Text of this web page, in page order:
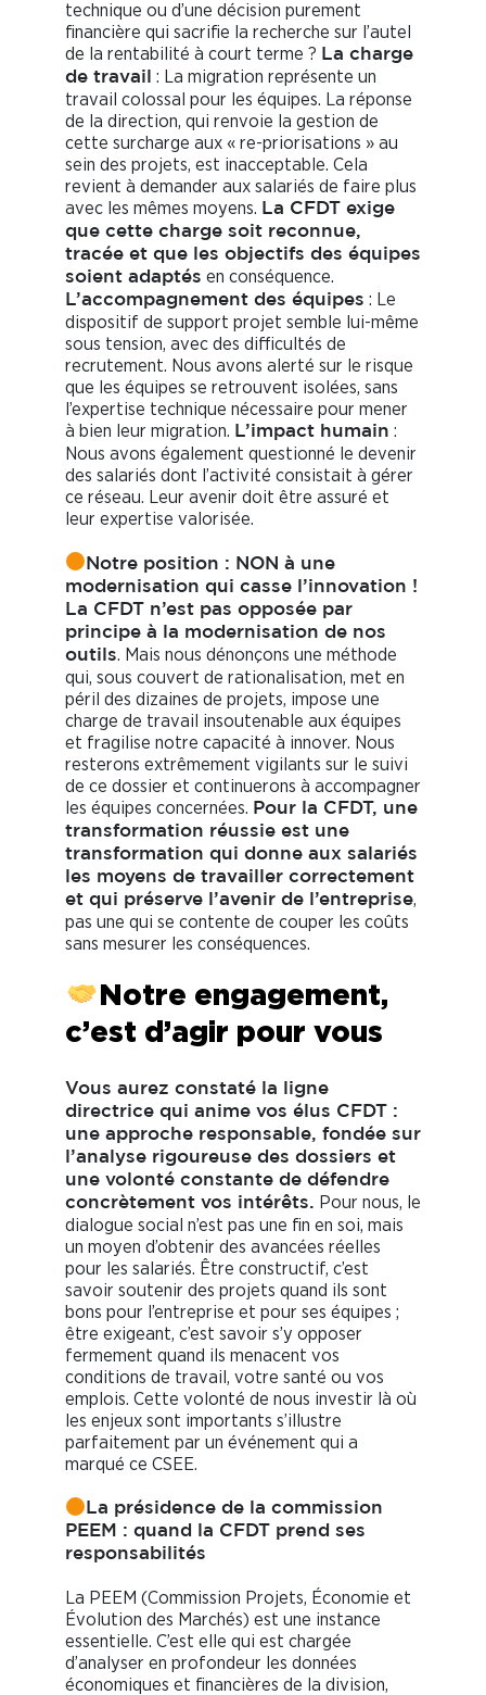
technique ou d’une décision purement
financière qui sacrifie la recherche sur l’autel
de la rentabilité à court terme ? La charge
de travail
: La migration représente un
travail colossal pour les équipes. La réponse
de la direction, qui renvoie la gestion de
cette surcharge aux « re-priorisations » au
sein des projets, est inacceptable. Cela
revient à demander aux salariés de faire plus
avec les mêmes moyens. La CFDT exige
que cette charge soit reconnue,
tracée et que les objectifs des équipes
soient adaptés en conséquence.
L’accompagnement des équipes : Le
dispositif de support projet semble lui-même
sous tension, avec des difficultés de
recrutement. Nous avons alerté sur le risque
que les équipes se retrouvent isolées, sans
l’expertise technique nécessaire pour mener
à bien leur migration. L’impact humain :
Nous avons également questionné le devenir
des salariés dont l’activité consistait à gérer
ce réseau. Leur avenir doit être assuré et
leur expertise valorisée.
Notre position : NON à une
modernisation qui casse l’innovation !
La CFDT n’est pas opposée par
principe à la modernisation de nos
outils. Mais nous dénonçons une méthode
qui, sous couvert de rationalisation, met en
péril des dizaines de projets, impose une
charge de travail insoutenable aux équipes
et fragilise notre capacité à innover. Nous
resterons extrêmement vigilants sur le suivi
de ce dossier et continuerons à accompagner
les équipes concernées. Pour la CFDT, une
transformation réussie est une
transformation qui donne aux salariés
les moyens de travailler correctement
et qui préserve l’avenir de l’entreprise,
pas une qui se contente de couper les coûts
sans mesurer les conséquences.
Notre engagement,
c’est d’agir pour vous
Vous aurez constaté la ligne
directrice qui anime vos élus CFDT :
une approche responsable, fondée sur
l’analyse rigoureuse des dossiers et
une volonté constante de défendre
concrètement vos intérêts. Pour nous, le
dialogue social n’est pas une fin en soi, mais
un moyen d’obtenir des avancées réelles
pour les salariés. Être constructif, c’est
savoir soutenir des projets quand ils sont
bons pour l’entreprise et pour ses équipes ;
être exigeant, c’est savoir s’y opposer
fermement quand ils menacent vos
conditions de travail, votre santé ou vos
emplois. Cette volonté de nous investir là où
les enjeux sont importants s’illustre
parfaitement par un événement qui a
marqué ce CSEE.
La présidence de la commission
PEEM : quand la CFDT prend ses
responsabilités
La PEEM (Commission Projets, Économie et
Évolution des Marchés) est une instance
essentielle. C’est elle qui est chargée
d’analyser en profondeur les données
économiques et financières de la division,